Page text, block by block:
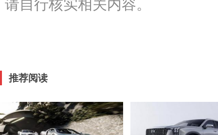
请自行核实相关内容。
推荐阅读